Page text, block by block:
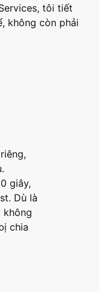
tôi tiết
không còn phải
giây,
Dù là
không
chia